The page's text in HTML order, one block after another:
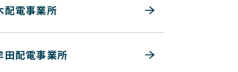
配電事業所
田配電事業所